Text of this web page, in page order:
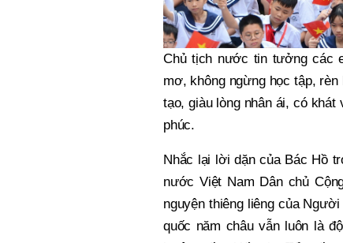
Chủ tịch nước tin tưởng các
mơ, không ngừng học tập,
tạo, giàu lòng nhân ái, có
phúc.
Nhắc lại lời dặn của Bác Hồ
nước Việt Nam Dân chủ
nguyện thiêng liêng của
quốc năm châu vẫn luôn là